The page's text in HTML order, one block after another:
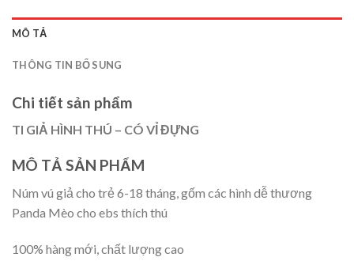
MÔ TẢ
THÔNG TIN BỔ SUNG
Chi tiết sản phẩm
TI GIẢ HÌNH THÚ – CÓ VỈ ĐỰNG
MÔ TẢ SẢN PHẨM
Núm vú giả cho trẻ 6-18 tháng, gốm các hình dễ thương
Panda Mèo cho ebs thích thú
100% hàng mới, chất lượng cao